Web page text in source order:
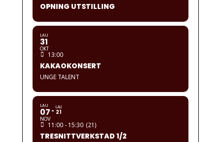
OPNING UTSTILLING
LAU
31
OKT
13:00
KAKAOKONSERT
UNGE TALENT
LAU
07
NOV
LAU
21
11:00 - 15:30 (21)
TRESNITTVERKSTAD 1/2